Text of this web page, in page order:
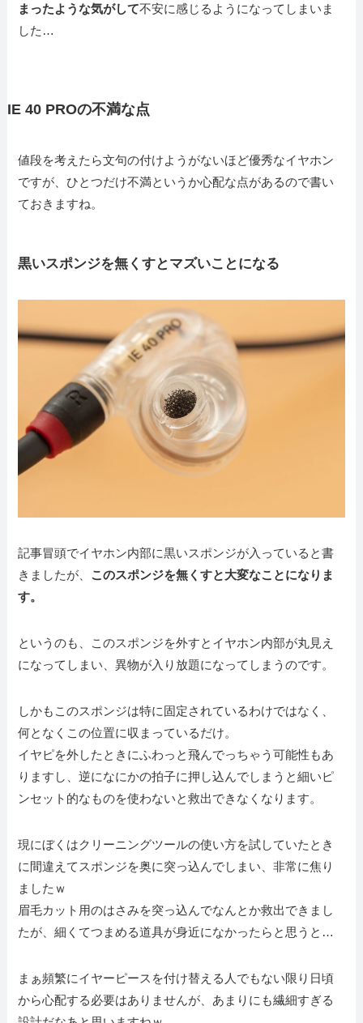
まったような気がして不安に感じるようになってしまいま
した…
IE 40 PROの不満な点
値段を考えたら文句の付けようがないほど優秀なイヤホン
ですが、ひとつだけ不満というか心配な点があるので書い
ておきますね。
黒いスポンジを無くすとマズいことになる
記事冒頭でイヤホン内部に黒いスポンジが入っていると書
きましたが、 このスポンジを無くすと大変なことになりま
す。
というのも、このスポンジを外すとイヤホン内部が丸見え
になってしまい、異物が入り放題になってしまうのです。
しかもこのスポンジは特に固定されているわけではなく、
何となくこの位置に収まっているだけ。
イヤピを外したときにふわっと飛んでっちゃう可能性もあ
りますし、逆になにかの拍子に押し込んでしまうと細いピ
ンセット的なものを使わないと救出できなくなります。
現にぼくはクリーニングツールの使い方を試していたとき
に間違えてスポンジを奥に突っ込んでしまい、非常に焦り
ましたｗ
眉毛カット用のはさみを突っ込んでなんとか救出できまし
たが、細くてつまめる道具が身近になかったらと思うと…
まぁ頻繁にイヤーピースを付け替える人でもない限り日頃
から心配する必要はありませんが、あまりにも繊細すぎる